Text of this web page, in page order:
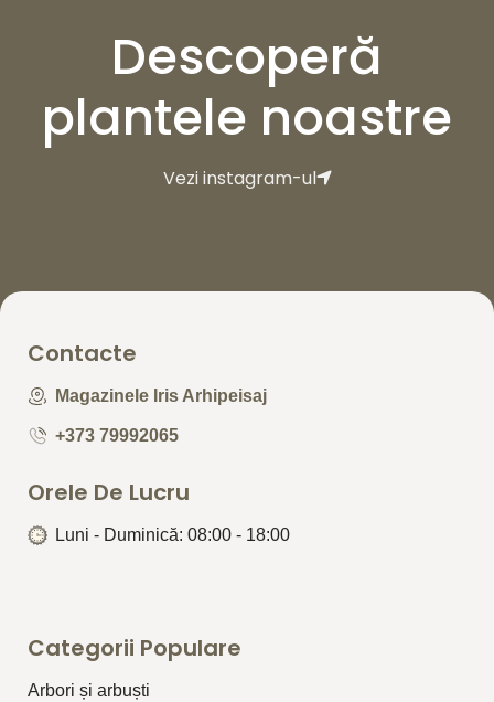
Descoperă
plantele noastre
Vezi instagram-ul
Contacte
Magazinele Iris Arhipeisaj
+373 79992065
Orele De Lucru
Luni - Duminică: 08:00 - 18:00
Categorii Populare
Arbori și arbuști